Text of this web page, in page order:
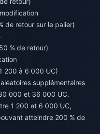
de retour sur le palier)
% de retour)
200 à 6 000 UC)
supplémentaires
000 et 36 000 UC.
1 200 et 6 000 UC,
atteindre 200 % de